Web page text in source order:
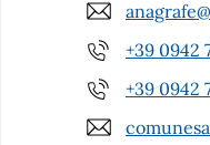
+39 0942
+39 0942